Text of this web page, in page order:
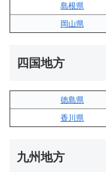
島根県
岡山県
四国地方
徳島県
香川県
九州地方